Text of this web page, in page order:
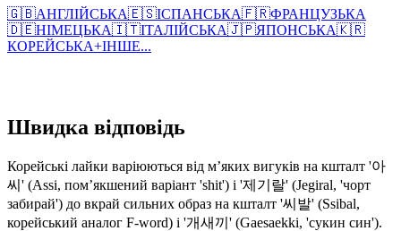
🇬🇧АНГЛІЙСЬКА🇪🇸ІСПАНСЬКА🇫🇷ФРАНЦУЗЬКА
🇩🇪НІМЕЦЬКА🇮🇹ІТАЛІЙСЬКА🇯🇵ЯПОНСЬКА🇰🇷
КОРЕЙСЬКА+ІНШЕ...
Швидка відповідь
Корейські лайки варіюються від м’яких вигуків на кшталт '아
씨' (Assi, пом’якшений варіант 'shit') і '제기랄' (Jegiral, 'чорт
забирай') до вкрай сильних образ на кшталт '씨발' (Ssibal,
корейський аналог F-word) і '개새끼' (Gaesaekki, 'сукин син').